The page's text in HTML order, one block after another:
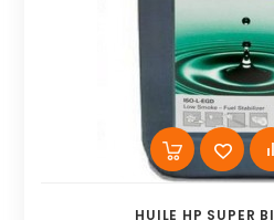
HUILE HP SUPER